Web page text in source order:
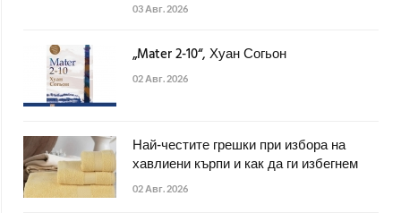
03 Авг. 2026
„Mater 2-10“, Хуан Согьон
02 Авг. 2026
Най-честите грешки при избора на
хавлиени кърпи и как да ги избегнем
02 Авг. 2026